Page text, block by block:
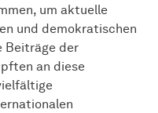
um aktuelle
und demokratischen
Beiträge der
an diese